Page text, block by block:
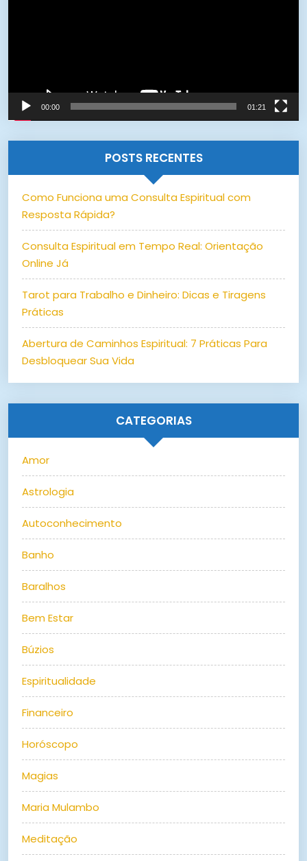
00:00 01:21
POSTS RECENTES
Como Funciona uma Consulta Espiritual com
Resposta Rápida?
Consulta Espiritual em Tempo Real: Orientação
Online Já
Tarot para Trabalho e Dinheiro: Dicas e Tiragens
Práticas
Abertura de Caminhos Espiritual: 7 Práticas Para
Desbloquear Sua Vida
CATEGORIAS
Amor
Astrologia
Autoconhecimento
Banho
Baralhos
Bem Estar
Búzios
Espiritualidade
Financeiro
Horóscopo
Magias
Maria Mulambo
Meditação